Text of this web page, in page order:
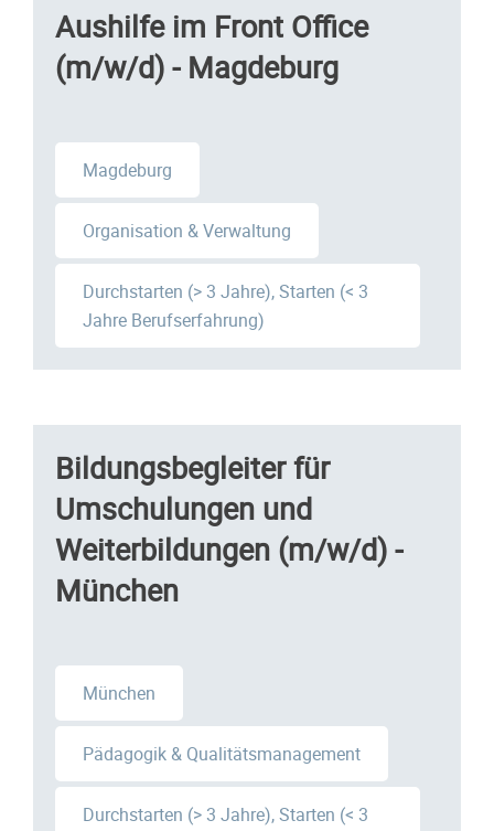
Aushilfe im Front Office
(m/w/d) - Magdeburg
Magdeburg
Organisation & Verwaltung
Durchstarten (> 3 Jahre), Starten (< 3
Jahre Berufserfahrung)
Bildungsbegleiter für
Umschulungen und
Weiterbildungen (m/w/d) -
München
München
Pädagogik & Qualitätsmanagement
Durchstarten (> 3 Jahre), Starten (< 3